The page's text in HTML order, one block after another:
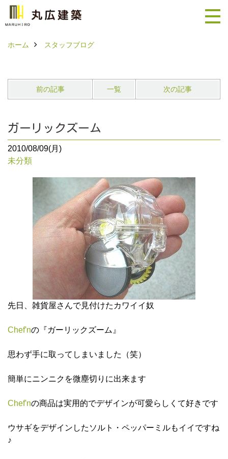
ホーム スタッフブログ
前の記事 一覧 次の記事
ガーリックズーム
2010/08/09(月)
未分類
先日、雑貨屋さんで見付けたカワイイ奴
Chef'nの『ガーリックズーム』
思わず手に取ってしまいました（笑）
簡単にニンニクを微塵切りに出来ます
Chef'nの商品は実用的でデザインが可愛らしくて好きです
ウサギをデザインしたソルト・ペッパーミルもイイですね
♪